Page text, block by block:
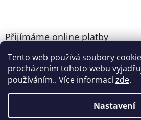
Tento web používá soubory
procházením tohoto webu
používáním.. Více informacízde.
Nastavení
Přijímáme online platby
Vytvořil